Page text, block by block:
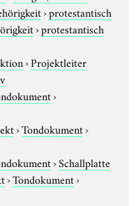
›protestantisch
›protestantisch
›Projektleiter
›
›Tondokument›
›Schallplatte
›Tondokument›